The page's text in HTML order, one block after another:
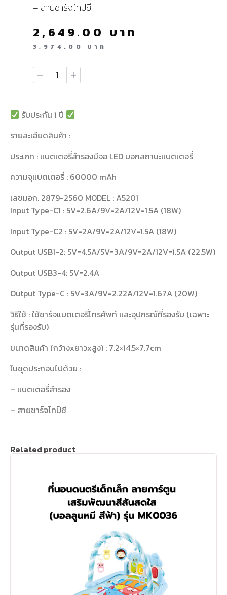
– สายชาร์จไทป์ซี
3,974.00บาท
2,649.00 บาท
รับประกัน 1 ปี
รายละเอียดสินค้า :
ประเภท : แบตเตอรี่สำรองมีจอ LED บอกสถานะแบตเตอรี่
ความจุแบตเตอรี่ : 60000 mAh
เลขมอก. 2879-2560 MODEL : A5201
Input Type-C1 : 5V=2.6A/9V=2A/12V=1.5A (18W)
Input Type-C2 : 5V=2A/9V=2A/12V=1.5A (18W)
Output USB1-2: 5V=4.5A/5V=3A/9V=2A/12V=1.5A (22.5W)
Output USB3-4: 5V=2.4A
Output Type-C : 5V=3A/9V=2.22A/12V=1.67A (20W)
วิธีใช้ : ใช้ชาร์จแบตเตอรี่โทรศัพท์ และอุปกรณ์ที่รองรับ (เฉพาะ
รุ่นที่รองรับ)
ขนาดสินค้า (กว้างxยาวxสูง) : 7.2×14.5×7.7cm
ในชุดประกอบไปด้วย :
– แบตเตอรี่สำรอง
– สายชาร์จไทป์ซี
Related product